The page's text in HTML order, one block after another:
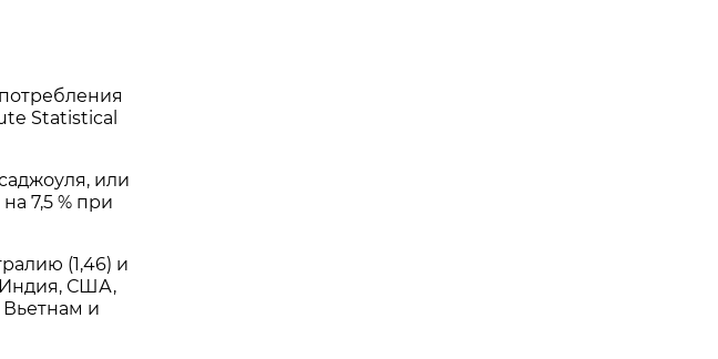
Statistical
или
7,5 % при
(1,46) и
Индия, США,
и